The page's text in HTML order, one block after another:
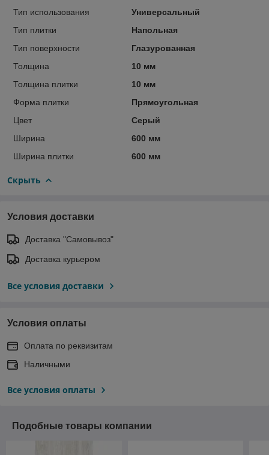
Тип использования
Универсальный
Тип плитки
Напольная
Тип поверхности
Глазурованная
Толщина
10 мм
Толщина плитки
10 мм
Форма плитки
Прямоугольная
Цвет
Серый
Ширина
600 мм
Ширина плитки
600 мм
Скрыть
Условия доставки
Доставка "Самовывоз"
Доставка курьером
Все условия доставки
Условия оплаты
Оплата по реквизитам
Наличными
Все условия оплаты
Подобные товары компании